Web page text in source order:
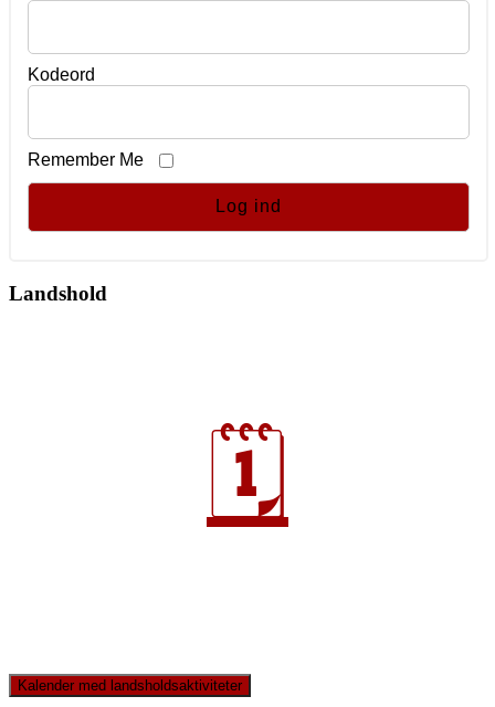
Kodeord
Remember Me
Landshold
🗓
Kalender med landsholdsaktiviteter